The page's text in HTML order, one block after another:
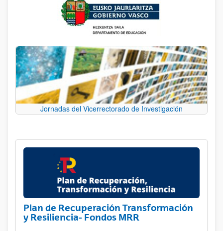
Jornadas del Vicerrectorado de Investigación
Plan de Recuperación Transformación
y Resiliencia- Fondos MRR